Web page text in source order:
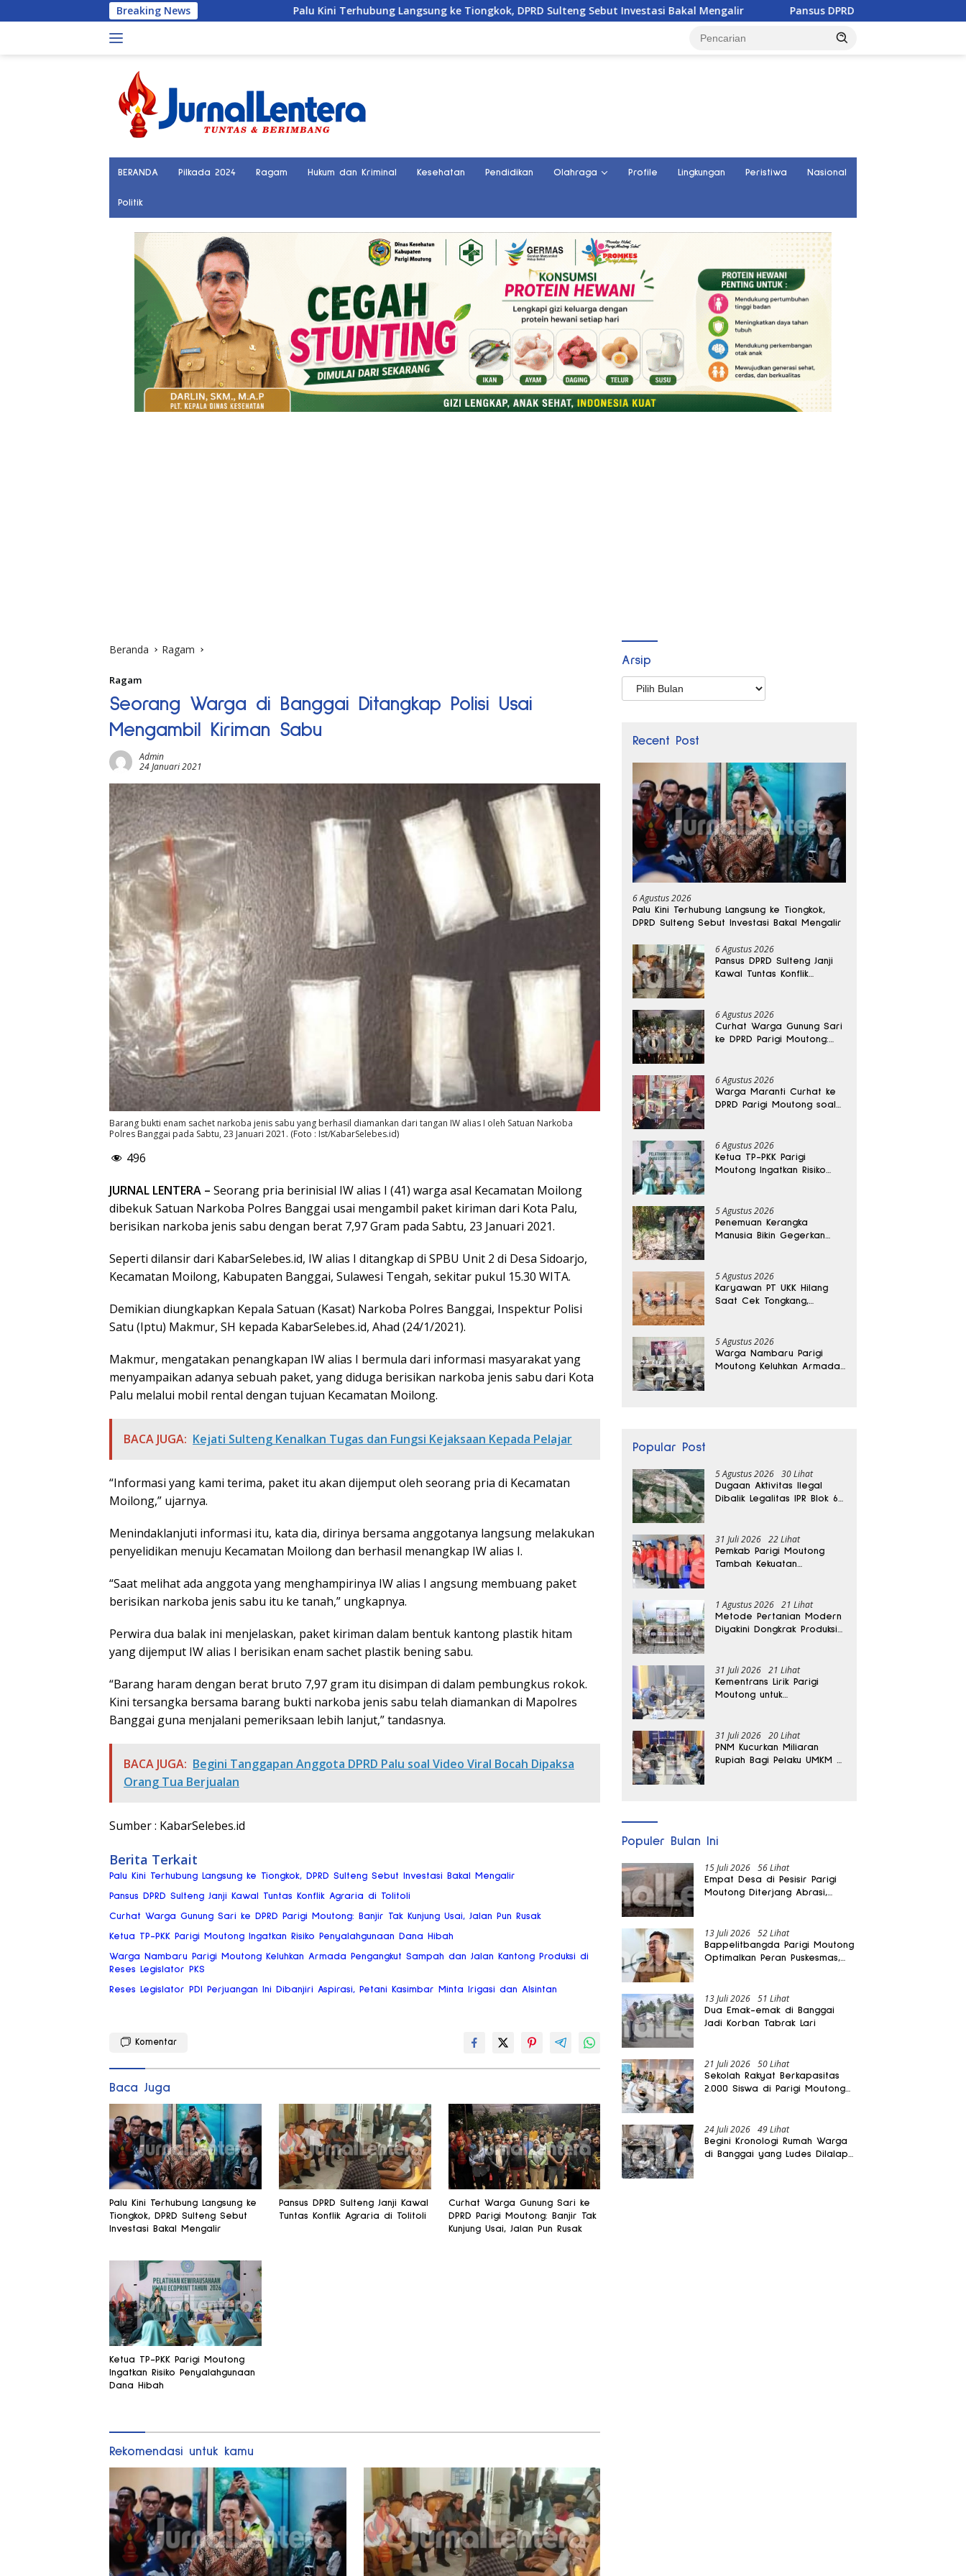
ke
Breaking NewsPalu Kini Terhubung Langsung ke Tiongkok, DPRD Sulteng Sebut Investasi Bakal Mengalir Pansus DPRD Sulteng Janji Kawal Tuntas Konflik Agraria
BERANDA Pilkada 2024 Ragam Hukum dan Kriminal Kesehatan Pendidikan Olahraga Profile Lingkungan Peristiwa Nasional
Politik
Beranda Ragam
Ragam
Seorang Warga di Banggai Ditangkap Polisi Usai
Mengambil Kiriman Sabu
Admin
24 Januari 2021
Barang bukti enam sachet narkoba jenis sabu yang berhasil diamankan dari tangan IW alias I oleh Satuan Narkoba
Polres Banggai pada Sabtu, 23 Januari 2021. (Foto : Ist/KabarSelebes.id)
496
JURNAL LENTERA – Seorang pria berinisial IW alias I (41) warga asal Kecamatan Moilong
dibekuk Satuan Narkoba Polres Banggai usai mengambil paket kiriman dari Kota Palu,
berisikan narkoba jenis sabu dengan berat 7,97 Gram pada Sabtu, 23 Januari 2021.
Seperti dilansir dari KabarSelebes.id, IW alias I ditangkap di SPBU Unit 2 di Desa Sidoarjo,
Kecamatan Moilong, Kabupaten Banggai, Sulawesi Tengah, sekitar pukul 15.30 WITA.
Demikian diungkapkan Kepala Satuan (Kasat) Narkoba Polres Banggai, Inspektur Polisi
Satu (Iptu) Makmur, SH kepada KabarSelebes.id, Ahad (24/1/2021).
Makmur, mengatakan penangkapan IW alias I bermula dari informasi masyarakat yang
menyampaikan adanya sebuah paket, yang diduga berisikan narkoba jenis sabu dari Kota
Palu melalui mobil rental dengan tujuan Kecamatan Moilong.
BACA JUGA: Kejati Sulteng Kenalkan Tugas dan Fungsi Kejaksaan Kepada Pelajar
“Informasi yang kami terima, paket itu akan dijemput oleh seorang pria di Kecamatan
Moilong,” ujarnya.
Menindaklanjuti informasi itu, kata dia, dirinya bersama anggotanya langsung melakukan
penyelidikan menuju Kecamatan Moilong dan berhasil menangkap IW alias I.
“Saat melihat ada anggota yang menghampirinya IW alias I angsung membuang paket
berisikan narkoba jenis sabu itu ke tanah,” ungkapnya.
Perwira dua balak ini menjelaskan, paket kiriman dalam bentuk kantong plastik hitam
yang dijemput IW alias I berisikan enam sachet plastik bening sabu.
“Barang haram dengan berat bruto 7,97 gram itu disimpan di dalam pembungkus rokok.
Kini tersangka bersama barang bukti narkoba jenis sabu telah diamankan di Mapolres
Banggai guna menjalani pemeriksaan lebih lanjut,” tandasnya.
BACA JUGA: Begini Tanggapan Anggota DPRD Palu soal Video Viral Bocah Dipaksa
Orang Tua Berjualan
Sumber : KabarSelebes.id
Berita Terkait
Palu Kini Terhubung Langsung ke Tiongkok, DPRD Sulteng Sebut Investasi Bakal Mengalir
Pansus DPRD Sulteng Janji Kawal Tuntas Konflik Agraria di Tolitoli
Curhat Warga Gunung Sari ke DPRD Parigi Moutong: Banjir Tak Kunjung Usai, Jalan Pun Rusak
Ketua TP-PKK Parigi Moutong Ingatkan Risiko Penyalahgunaan Dana Hibah
Warga Nambaru Parigi Moutong Keluhkan Armada Pengangkut Sampah dan Jalan Kantong Produksi di
Reses Legislator PKS
Reses Legislator PDI Perjuangan Ini Dibanjiri Aspirasi, Petani Kasimbar Minta Irigasi dan Alsintan
Komentar
Baca Juga
Palu Kini Terhubung Langsung ke
Tiongkok, DPRD Sulteng Sebut
Investasi Bakal Mengalir
Pansus DPRD Sulteng Janji Kawal
Tuntas Konflik Agraria di Tolitoli
Curhat Warga Gunung Sari ke
DPRD Parigi Moutong: Banjir Tak
Kunjung Usai, Jalan Pun Rusak
Ketua TP-PKK Parigi Moutong
Ingatkan Risiko Penyalahgunaan
Dana Hibah
Rekomendasi untuk kamu
Arsip
Arsip
Recent Post
6 Agustus 2026
Palu Kini Terhubung Langsung ke Tiongkok,
DPRD Sulteng Sebut Investasi Bakal Mengalir
6 Agustus 2026
Pansus DPRD Sulteng Janji
Kawal Tuntas Konflik
6 Agustus 2026
Curhat Warga Gunung Sari
ke DPRD Parigi Moutong:
6 Agustus 2026
Warga Maranti Curhat ke
DPRD Parigi Moutong soal
Bersalin
6 Agustus 2026
Ketua TP-PKK Parigi
Moutong Ingatkan Risiko
5 Agustus 2026
Penemuan Kerangka
Manusia Bikin Gegerkan
5 Agustus 2026
Karyawan PT UKK Hilang
Saat Cek Tongkang,
5 Agustus 2026
Warga Nambaru Parigi
Moutong Keluhkan Armada
Popular Post
5 Agustus 2026 30 Lihat
Dugaan Aktivitas Ilegal
Dibalik Legalitas IPR Blok 6
31 Juli 2026 22 Lihat
Pemkab Parigi Moutong
Tambah Kekuatan
1 Agustus 2026 21 Lihat
Metode Pertanian Modern
Diyakini Dongkrak Produksi
31 Juli 2026 21 Lihat
Kementrans Lirik Parigi
Moutong untuk
31 Juli 2026 20 Lihat
PNM Kucurkan Miliaran
Rupiah Bagi Pelaku UMKM di
Populer Bulan Ini
15 Juli 2026 56 Lihat
Empat Desa di Pesisir Parigi
Moutong Diterjang Abrasi,
13 Juli 2026 52 Lihat
Bappelitbangda Parigi Moutong
Optimalkan Peran Puskesmas,
13 Juli 2026 51 Lihat
Dua Emak-emak di Banggai
Jadi Korban Tabrak Lari
21 Juli 2026 50 Lihat
Sekolah Rakyat Berkapasitas
2.000 Siswa di Parigi Moutong
24 Juli 2026 49 Lihat
Begini Kronologi Rumah Warga
di Banggai yang Ludes Dilalap